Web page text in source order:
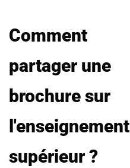
Comment
partager une
brochure sur
l'enseignement
supérieur ?